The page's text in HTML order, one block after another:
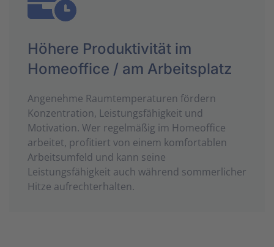
Höhere Produktivität im
Homeoffice / am Arbeitsplatz
Angenehme Raumtemperaturen fördern
Konzentration, Leistungsfähigkeit und
Motivation. Wer regelmäßig im Homeoffice
arbeitet, profitiert von einem komfortablen
Arbeitsumfeld und kann seine
Leistungsfähigkeit auch während sommerlicher
Hitze aufrechterhalten.